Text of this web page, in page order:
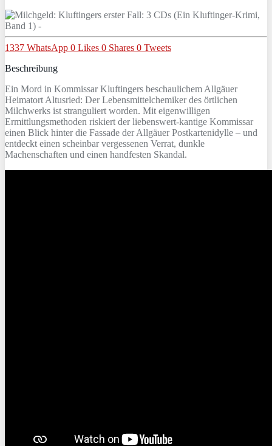
1337 WhatsApp 0 Likes 0 Shares 0 Tweets
Beschreibung
Ein Mord in Kommissar Kluftingers beschaulichem Allgäuer
Heimatort Altusried: Der Lebensmittelchemiker des örtlichen
Milchwerks ist stranguliert worden. Mit eigenwilligen
Ermittlungsmethoden riskiert der liebenswert-kantige Kommissar
einen Blick hinter die Fassade der Allgäuer Postkartenidylle – und
entdeckt einen scheinbar vergessenen Verrat, dunkle
Machenschaften und einen handfesten Skandal.